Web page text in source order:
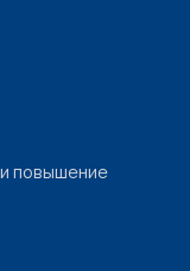
повышение